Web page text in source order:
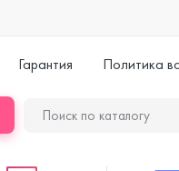
Гарантия Политика